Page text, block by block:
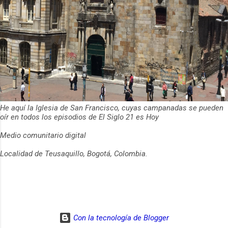
He aquí la Iglesia de San Francisco, cuyas campanadas se pueden
oír en todos los episodios de El Siglo 21 es Hoy
Medio comunitario digital
Localidad de Teusaquillo, Bogotá, Colombia.
Con la tecnología de Blogger